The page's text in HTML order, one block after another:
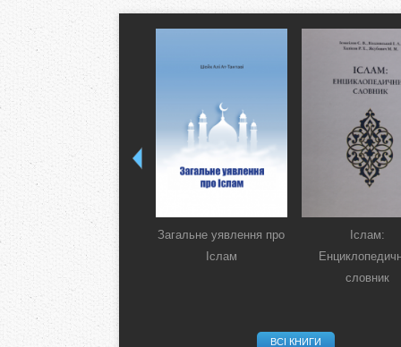
Загальне уявлення про
Іслам
Іслам:
словник
ВСІ КНИГИ